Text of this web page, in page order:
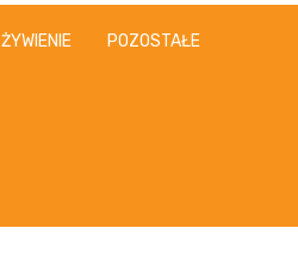
ŻYWIENIE POZOSTAŁE